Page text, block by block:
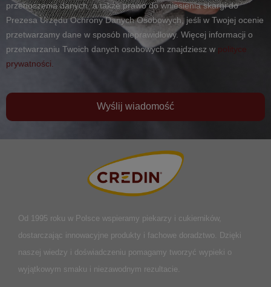
przenoszenia danych, a także prawo do wniesienia skargi do
Prezesa Urzędu Ochrony Danych Osobowych, jeśli w Twojej ocenie
przetwarzamy dane w sposób nieprawidłowy. Więcej informacji o
przetwarzaniu Twoich danych osobowych znajdziesz w polityce
prywatności.
Wyślij wiadomość
Od 1995 roku w Polsce wspieramy piekarzy i cukierników,
dostarczając innowacyjne produkty i fachowe doradztwo. Dzięki
naszej wiedzy i doświadczeniu pomagamy tworzyć wypieki o
wyjątkowym smaku i niezawodnym rezultacie.